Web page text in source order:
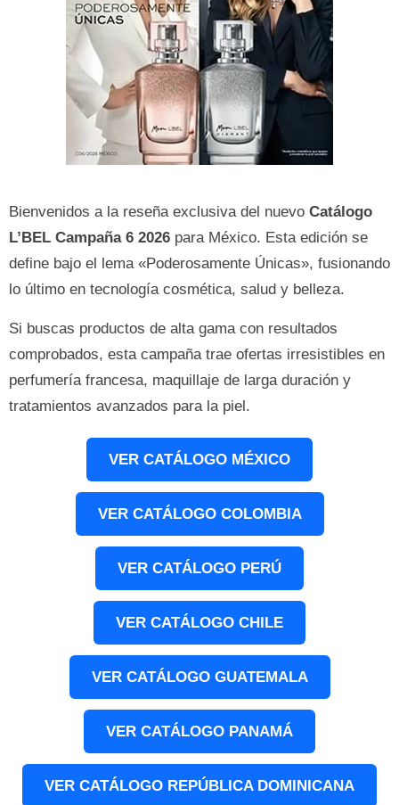
Bienvenidos a la reseña exclusiva del nuevo Catálogo
L’BEL Campaña 6 2026 para México. Esta edición se
define bajo el lema «Poderosamente Únicas», fusionando
lo último en tecnología cosmética, salud y belleza.
Si buscas productos de alta gama con resultados
comprobados, esta campaña trae ofertas irresistibles en
perfumería francesa, maquillaje de larga duración y
tratamientos avanzados para la piel.
VER CATÁLOGO MÉXICO
VER CATÁLOGO COLOMBIA
VER CATÁLOGO PERÚ
VER CATÁLOGO CHILE
VER CATÁLOGO GUATEMALA
VER CATÁLOGO PANAMÁ
VER CATÁLOGO REPÚBLICA DOMINICANA